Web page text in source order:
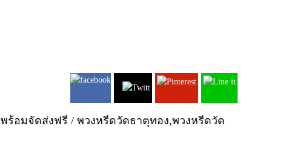
อมจัดส่งฟรี / พวงหรีดวัดธาตุทอง,พวงหรีดวัด